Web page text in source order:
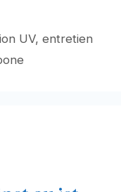
UV,entretien